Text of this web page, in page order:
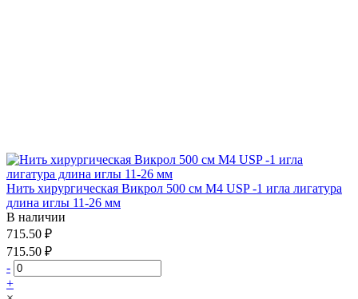
Нить хирургическая Викрол 500 см М4 USP -1 игла лигатура
длина иглы 11-26 мм
В наличии
715.50 ₽
715.50 ₽
-
+